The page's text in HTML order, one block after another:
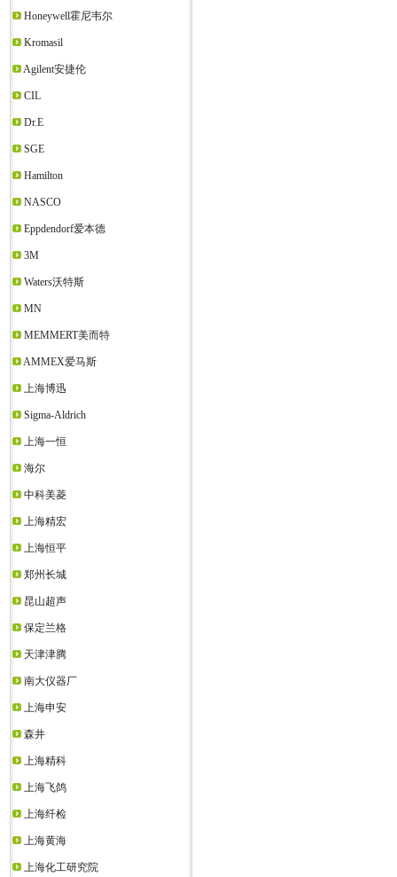
Honeywell霍尼韦尔
Kromasil
Agilent安捷伦
CIL
Dr.E
SGE
Hamilton
NASCO
Eppdendorf爱本德
3M
Waters沃特斯
MN
MEMMERT美而特
AMMEX爱马斯
上海博迅
Sigma-Aldrich
上海一恒
海尔
中科美菱
上海精宏
上海恒平
郑州长城
昆山超声
保定兰格
天津津腾
南大仪器厂
上海申安
森井
上海精科
上海飞鸽
上海纤检
上海黄海
上海化工研究院